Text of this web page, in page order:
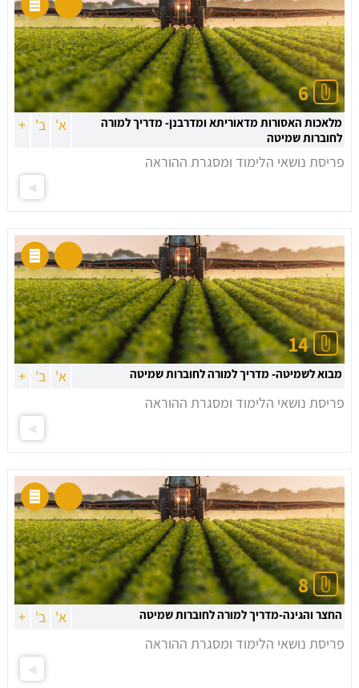
6
מלאכות האסורות מדאוריתא ומדרבנן- מדריך למורה
לחוברות שמיטה
א' ב' +
פריסת נושאי הלימוד ומסגרת ההוראה
14
מבוא לשמיטה- מדריך למורה לחוברות שמיטה א' ב' +
פריסת נושאי הלימוד ומסגרת ההוראה
8
החצר והגינה-מדריך למורה לחוברות שמיטה א' ב' +
פריסת נושאי הלימוד ומסגרת ההוראה